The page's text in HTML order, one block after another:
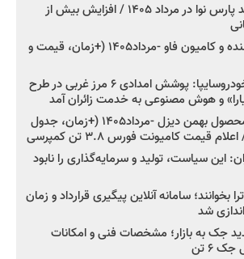
اعلام قیمت جدید پارس نوا در مرداد ۱۴۰۵ / افزایش بیش از
شروع فروش کشنده و کامیون فاو -مرداد۱۴۰۵ (+زمان، قیمت و
مدیرعامل امدادخودروسایپا: پوشش امدادی ۶ مرز غربی در طرح
شروع فروش ۸ محصول بهمن دیزل -مرداد۱۴۰۵ (+زمان، جدول
قیمت کامیونت فورس ۳.۸ تن کمپرسی
این سیاست، تولید و سرمایه‌گذاری را نابود
بخوانند؛ سامانه آنلاین پیگیری قرارداد و زمان
شد
جک به بازار؛ مشخصات فنی و امکانات
۶ تن